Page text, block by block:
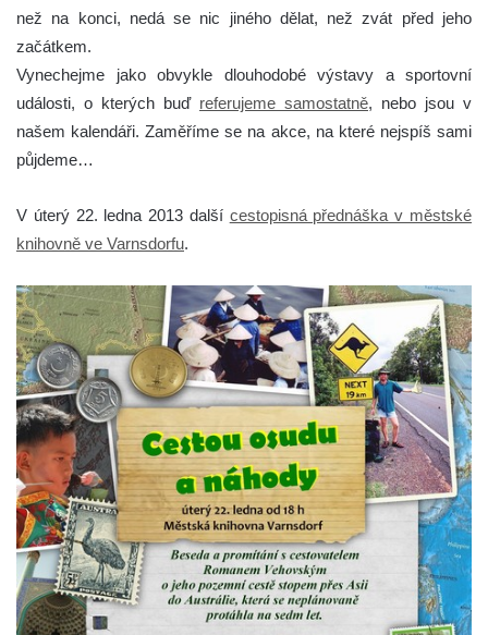
než na konci, nedá se nic jiného dělat, než zvát před jeho
začátkem.
Vynechejme jako obvykle dlouhodobé výstavy a sportovní
události, o kterých buď referujeme samostatně, nebo jsou v
našem kalendáři. Zaměříme se na akce, na které nejspíš sami
půjdeme…
V úterý 22. ledna 2013 další cestopisná přednáška v městské
knihovně ve Varnsdorfu.